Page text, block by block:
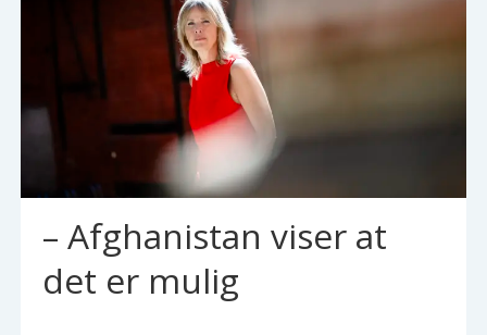
– Afghanistan viser at
det er mulig